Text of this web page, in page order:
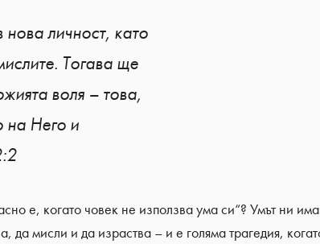
личност, като
Тогава ще
воля – това,
на Него и
е, когато човек не използва ума си“? Умът ни
да мисли и да израства – и е голяма трагедия,